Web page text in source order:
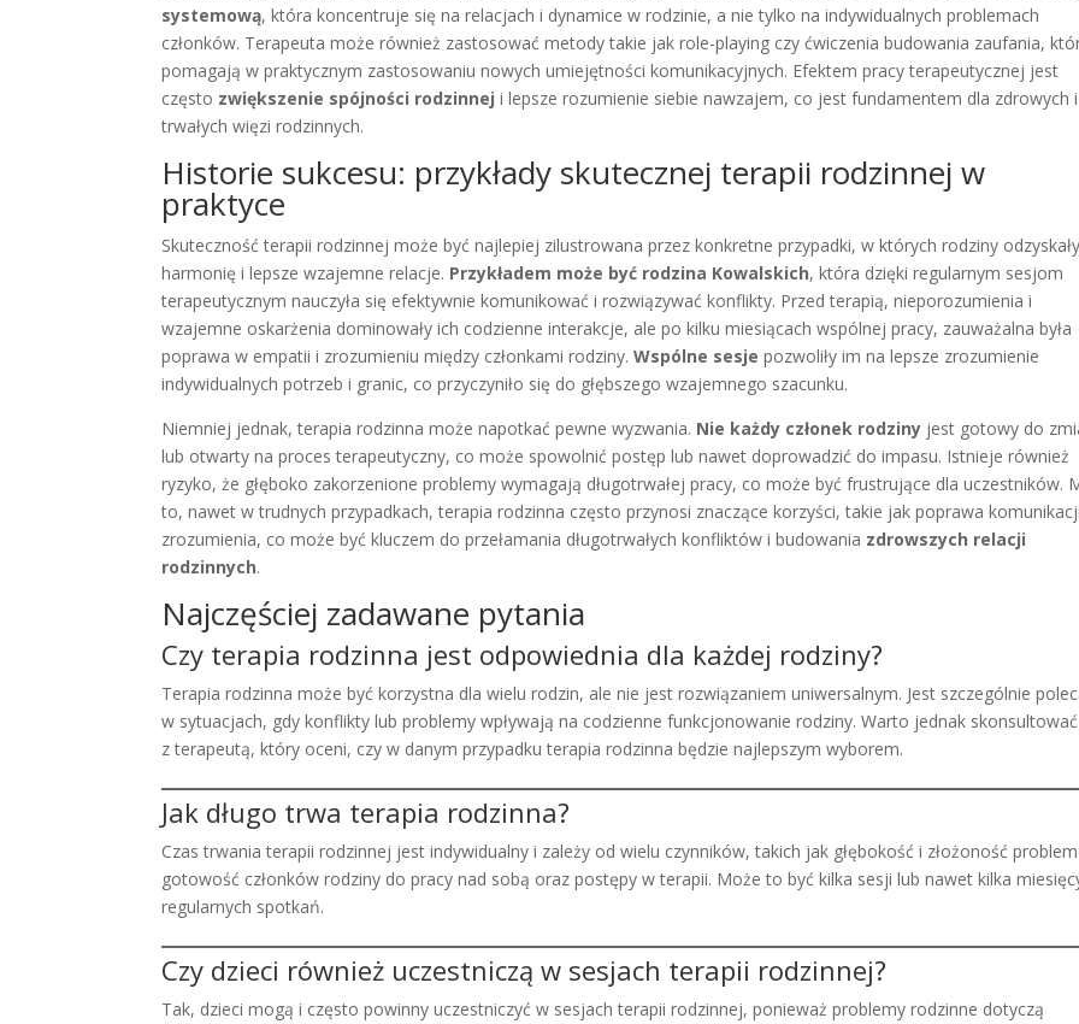
systemową, która koncentruje się na relacjach i dynamice w rodzinie, a nie tylko na indywidualnych problemach
członków. Terapeuta może również zastosować metody takie jak role-playing czy ćwiczenia budowania zaufania,
pomagają w praktycznym zastosowaniu nowych umiejętności komunikacyjnych. Efektem pracy terapeutycznej jest
często zwiększenie spójności rodzinnej i lepsze rozumienie siebie nawzajem, co jest fundamentem dla zdrowych i
trwałych więzi rodzinnych.
Historie sukcesu: przykłady skutecznej terapii rodzinnej w
praktyce
Skuteczność terapii rodzinnej może być najlepiej zilustrowana przez konkretne przypadki, w których rodziny
harmonię i lepsze wzajemne relacje. Przykładem może być rodzina Kowalskich, która dzięki regularnym sesjom
terapeutycznym nauczyła się efektywnie komunikować i rozwiązywać konflikty. Przed terapią, nieporozumienia i
wzajemne oskarżenia dominowały ich codzienne interakcje, ale po kilku miesiącach wspólnej pracy, zauważalna była
poprawa w empatii i zrozumieniu między członkami rodziny.Wspólne sesje pozwoliły im na lepsze zrozumienie
indywidualnych potrzeb i granic, co przyczyniło się do głębszego wzajemnego szacunku.
Niemniej jednak, terapia rodzinna może napotkać pewne wyzwania. Nie każdy członek rodziny jest gotowy do
lub otwarty na proces terapeutyczny, co może spowolnić postęp lub nawet doprowadzić do impasu. Istnieje również
ryzyko, że głęboko zakorzenione problemy wymagają długotrwałej pracy, co może być frustrujące dla uczestników.
to, nawet w trudnych przypadkach, terapia rodzinna często przynosi znaczące korzyści, takie jak poprawa
zrozumienia, co może być kluczem do przełamania długotrwałych konfliktów i budowania zdrowszych relacji
rodzinnych.
Najczęściej zadawane pytania
Czy terapia rodzinna jest odpowiednia dla każdej rodziny?
Terapia rodzinna może być korzystna dla wielu rodzin, ale nie jest rozwiązaniem uniwersalnym. Jest szczególnie
w sytuacjach, gdy konflikty lub problemy wpływają na codzienne funkcjonowanie rodziny. Warto jednak
z terapeutą, który oceni, czy w danym przypadku terapia rodzinna będzie najlepszym wyborem.
Jak długo trwa terapia rodzinna?
Czas trwania terapii rodzinnej jest indywidualny i zależy od wielu czynników, takich jak głębokość i złożoność
gotowość członków rodziny do pracy nad sobą oraz postępy w terapii. Może to być kilka sesji lub nawet kilka
regularnych spotkań.
Czy dzieci również uczestniczą w sesjach terapii rodzinnej?
Tak, dzieci mogą i często powinny uczestniczyć w sesjach terapii rodzinnej, ponieważ problemy rodzinne dotyczą